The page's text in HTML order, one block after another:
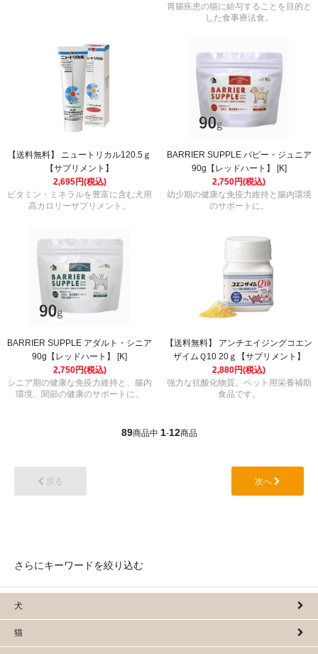
胃腸疾患の猫に給与することを目的と
した食事療法食。
【送料無料】 ニュートリカル120.5ｇ
【サプリメント】
2,695円(税込)
ビタミン・ミネラルを豊富に含む犬用
高カロリーサプリメント。
BARRIER SUPPLE パピー・ジュニア
90g【レッドハート】 [K]
2,750円(税込)
幼少期の健康な免疫力維持と腸内環境
のサポートに。
BARRIER SUPPLE アダルト・シニア
90g【レッドハート】 [K]
2,750円(税込)
シニア期の健康な免疫力維持と、腸内
環境、関節の健康のサポートに。
【送料無料】 アンチエイジングコエン
ザイムＱ10 20ｇ【サプリメント】
2,880円(税込)
強力な抗酸化物質。ペット用栄養補助
食品です。
89商品中 1-12商品
戻る 次へ
さらにキーワードを絞り込む
犬
猫